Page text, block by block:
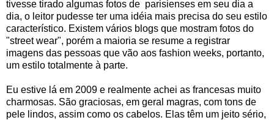
tivesse tirado algumas fotos de parisienses em seu dia a
dia, o leitor pudesse ter uma idéia mais precisa do seu estilo
característico. Existem vários blogs que mostram fotos do
"street wear", porém a maioria se resume a registrar
imagens das pessoas que vão aos fashion weeks, portanto,
um estilo totalmente à parte.
Eu estive lá em 2009 e realmente achei as francesas muito
charmosas. São graciosas, em geral magras, com tons de
pele lindos, assim como os cabelos. Elas têm um jeito sério,